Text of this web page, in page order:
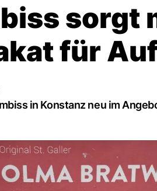
sorgt
für
in Konstanz neu im